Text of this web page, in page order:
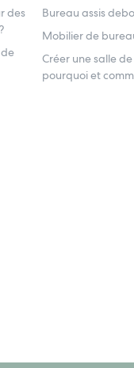
des
Bureau assis
Mobilier de
Créer une salle
pourquoi et